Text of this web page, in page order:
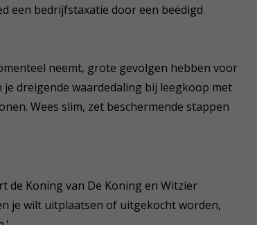
een bedrijfstaxatie door een beëdigd
neemt, grote gevolgen hebben voor
dreigende waardedaling bij leegkoop met
Wees slim, zet beschermende stappen
de Koning van De Koning en Witzier
je wilt uitplaatsen of uitgekocht worden,